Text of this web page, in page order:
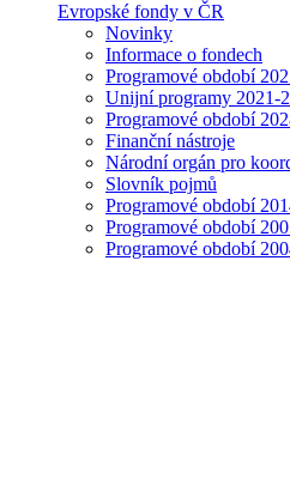
Evropské fondy v ČR
Novinky
Informace o fondech
Programové období
Unijní programy 2021-
Programové období
Finanční nástroje
Národní orgán pro
Slovník pojmů
Programové období
Programové období
Programové období